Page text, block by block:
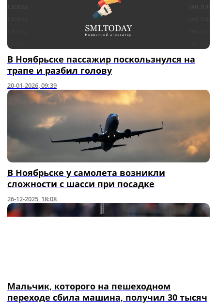
В Ноябрьске пассажир поскользнулся на
трапе и разбил голову
20-01-2026, 09:39
В Ноябрьске у самолета возникли
сложности с шасси при посадке
26-12-2025, 18:08
Мальчик, которого на пешеходном
переходе сбила машина, получил 30 тысяч